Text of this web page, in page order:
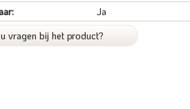
Ja
vragen bij het product?